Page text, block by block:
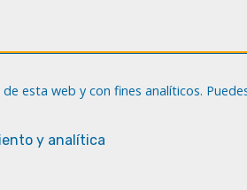
esta web y con fines analíticos.
y analítica